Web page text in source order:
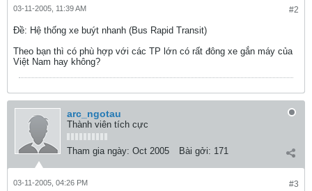
#2
03-11-2005, 11:39 AM
Ðề: Hệ thống xe buýt nhanh (Bus Rapid Transit)
Theo bạn thì có phù hợp với các TP lớn có rất đông xe gắn máy của
Việt Nam hay không?
arc_ngotau
Thành viên tích cực
Tham gia ngày: Oct 2005 Bài gởi: 171
#3
03-11-2005, 04:26 PM